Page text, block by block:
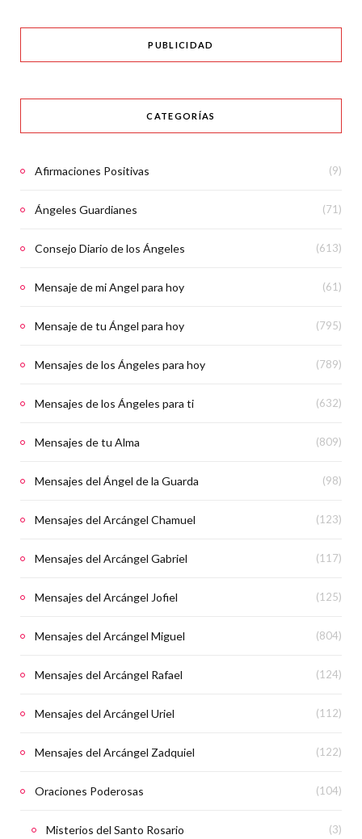
PUBLICIDAD
CATEGORÍAS
Afirmaciones Positivas (9)
Ángeles Guardianes (71)
Consejo Diario de los Ángeles (613)
Mensaje de mi Angel para hoy (61)
Mensaje de tu Ángel para hoy (795)
Mensajes de los Ángeles para hoy (789)
Mensajes de los Ángeles para ti (632)
Mensajes de tu Alma (809)
Mensajes del Ángel de la Guarda (98)
Mensajes del Arcángel Chamuel (123)
Mensajes del Arcángel Gabriel (117)
Mensajes del Arcángel Jofiel (125)
Mensajes del Arcángel Miguel (804)
Mensajes del Arcángel Rafael (124)
Mensajes del Arcángel Uriel (112)
Mensajes del Arcángel Zadquiel (122)
Oraciones Poderosas (104)
Misterios del Santo Rosario (3)